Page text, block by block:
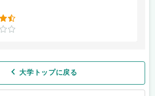
大学トップに戻る